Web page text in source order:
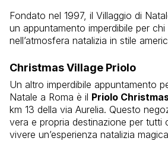
Fondato nel 1997, il Villaggio di
un appuntamento imperdibile per chi
nell’atmosfera natalizia in stile
Christmas Village Priolo
Un altro imperdibile appuntamento
Natale a Roma è il Priolo
km 13 della via Aurelia. Questo
vera e propria destinazione per
vivere un’esperienza natalizia